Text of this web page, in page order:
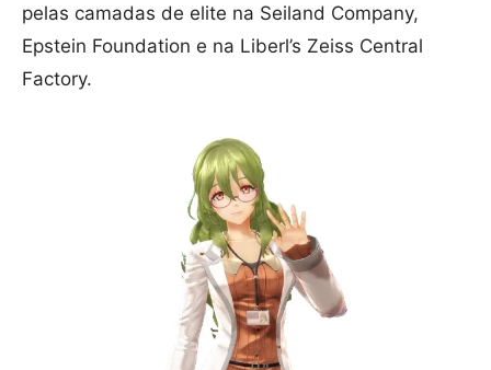
pelas camadas de elite na Seiland Company,
Epstein Foundation e na Liberl’s Zeiss Central
Factory.